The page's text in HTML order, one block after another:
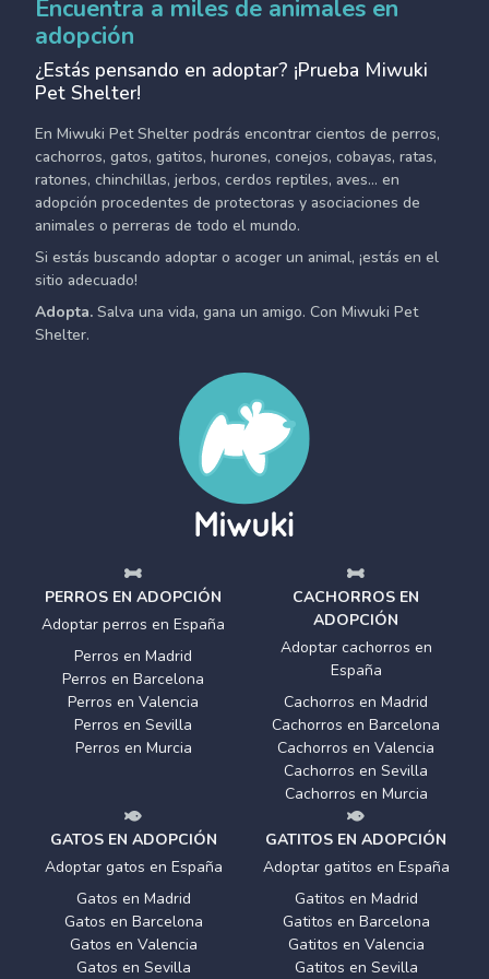
Encuentra a miles de animales en
adopción
¿Estás pensando en adoptar? ¡Prueba Miwuki
Pet Shelter!
En Miwuki Pet Shelter podrás encontrar cientos de perros,
cachorros, gatos, gatitos, hurones, conejos, cobayas, ratas,
ratones, chinchillas, jerbos, cerdos reptiles, aves... en
adopción procedentes de protectoras y asociaciones de
animales o perreras de todo el mundo.
Si estás buscando adoptar o acoger un animal, ¡estás en el
sitio adecuado!
Adopta. Salva una vida, gana un amigo. Con Miwuki Pet
Shelter.
PERROS EN ADOPCIÓN
Adoptar perros en España
Perros en Madrid
Perros en Barcelona
Perros en Valencia
Perros en Sevilla
Perros en Murcia
CACHORROS EN
ADOPCIÓN
Adoptar cachorros en
España
Cachorros en Madrid
Cachorros en Barcelona
Cachorros en Valencia
Cachorros en Sevilla
Cachorros en Murcia
GATOS EN ADOPCIÓN
Adoptar gatos en España
Gatos en Madrid
Gatos en Barcelona
Gatos en Valencia
Gatos en Sevilla
GATITOS EN ADOPCIÓN
Adoptar gatitos en España
Gatitos en Madrid
Gatitos en Barcelona
Gatitos en Valencia
Gatitos en Sevilla